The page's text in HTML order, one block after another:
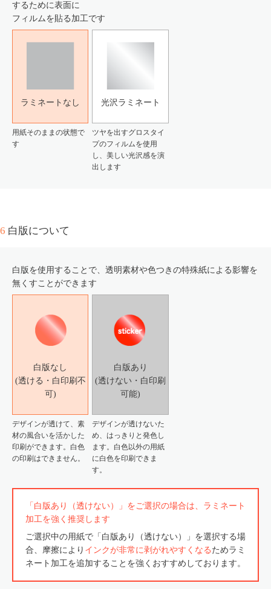
するために表面に
フィルムを貼る加工です
ラミネートなし
用紙そのままの状態で
す
光沢ラミネート
ツヤを出すグロスタイ
プのフィルムを使用
し、美しい光沢感を演
出します
6 白版について
白版を使用することで、透明素材や色つきの特殊紙による影響を
無くすことができます
白版なし
(透ける・白印刷不
可)
デザインが透けて、素
材の風合いを活かした
印刷ができます。白色
の印刷はできません。
白版あり
(透けない・白印刷
可能)
デザインが透けないた
め、はっきりと発色し
ます。白色以外の用紙
に白色を印刷できま
す。
「白版あり（透けない）」をご選択の場合は、ラミネート
加工を強く推奨します
ご選択中の用紙で「白版あり（透けない）」を選択する場
合、摩擦により インクが非常に剥がれやすくなる ためラミ
ネート加工を追加することを強くおすすめしております。